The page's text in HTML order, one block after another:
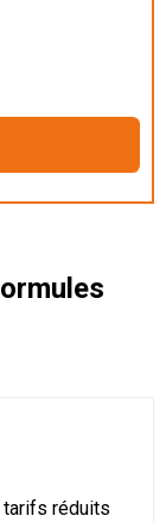
tablette et
la sortie
aux
réduits